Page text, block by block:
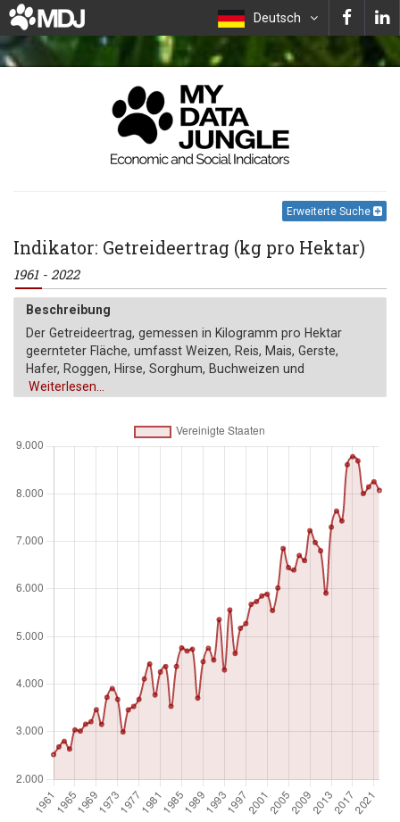
Deutsch
Erweiterte Suche
Indikator: Getreideertrag (kg pro Hektar)
1961 - 2022
Beschreibung
Der Getreideertrag, gemessen in Kilogramm pro Hektar
geernteter Fläche, umfasst Weizen, Reis, Mais, Gerste,
Hafer, Roggen, Hirse, Sorghum, Buchweizen und
Mischgetreide. Ausgeschlossen sind Getreidekulturen, die
geerntet werden, sowie solche, die zur Beweidung genutzt
werden. Die FAO ordnet die Produktionsdaten dem
Kalenderjahr zu, in dem der Großteil der Ernte stattgefunden
Maßeinheit
Weiterlesen...